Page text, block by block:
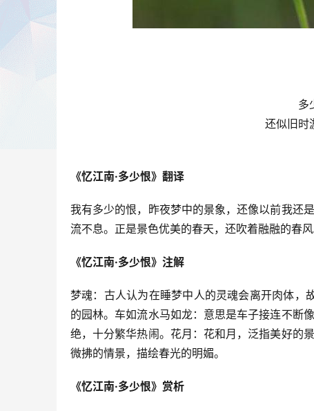
多
还似旧时
《忆江南·多少恨》翻译
我有多少的恨，昨夜梦中的景象，还像以前我还
流不息。正是景色优美的春天，还吹着融融的春风
《忆江南·多少恨》注解
梦魂：古人认为在睡梦中人的灵魂会离开肉体，
的园林。车如流水马如龙：意思是车子接连不断
绝，十分繁华热闹。花月：花和月，泛指美好的
微拂的情景，描绘春光的明媚。
《忆江南·多少恨》赏析